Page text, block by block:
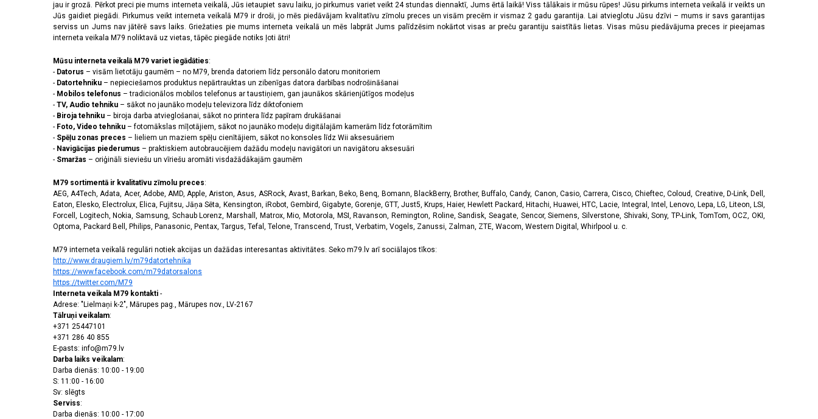
jau ir grozā. Pērkot preci pie mums interneta veikalā, Jūs ietaupiet savu laiku, jo pirkumus variet veikt 24 stundas diennaktī, Jums ērtā laikā! Viss tālākais ir mūsu rūpes! Jūsu pirkums interneta veikalā ir veikts un
Jūs gaidiet piegādi. Pirkumus veikt interneta veikalā M79 ir droši, jo mēs piedāvājam kvalitatīvu zīmolu preces un visām precēm ir vismaz 2 gadu garantija. Lai atvieglotu Jūsu dzīvi – mums ir savs garantijas
serviss un Jums nav jātērē savs laiks. Griežaties pie mums interneta veikalā un mēs labprāt Jums palīdzēsim nokārtot visas ar preču garantiju saistītās lietas. Visas mūsu piedāvājuma preces ir pieejamas
interneta veikala M79 noliktavā uz vietas, tāpēc piegāde notiks ļoti ātri!
Mūsu interneta veikalā M79 variet iegādāties:
- Datorus – visām lietotāju gaumēm – no M79, brenda datoriem līdz personālo datoru monitoriem
- Datortehniku – nepieciešamos produktus nepārtrauktas un zibenīgas datora darbības nodrošināšanai
- Mobilos telefonus – tradicionālos mobilos telefonus ar taustiņiem, gan jaunākos skārienjūtīgos modeļus
- TV, Audio tehniku – sākot no jaunāko modeļu televizora līdz diktofoniem
- Biroja tehniku – biroja darba atvieglošanai, sākot no printera līdz papīram drukāšanai
- Foto, Video tehniku – fotomākslas mīļotājiem, sākot no jaunāko modeļu digitālajām kamerām līdz fotorāmītim
- Spēļu zonas preces – lieliem un maziem spēļu cienītājiem, sākot no konsoles līdz Wii aksesuāriem
- Navigācijas piederumus – praktiskiem autobraucējiem dažādu modeļu navigātori un navigātoru aksesuāri
- Smaržas – oriģināli sieviešu un vīriešu aromāti visdažādākajām gaumēm
M79 sortimentā ir kvalitatīvu zīmolu preces:
AEG, A4Tech, Adata, Acer, Adobe, AMD, Apple, Ariston, Asus, ASRock, Avast, Barkan, Beko, Benq, Bomann, BlackBerry, Brother, Buffalo, Candy, Canon, Casio, Carrera, Cisco, Chieftec, Coloud, Creative, D-Link, Dell,
Eaton, Elesko, Electrolux, Elica, Fujitsu, Jāņa Sēta, Kensington, iRobot, Gembird, Gigabyte, Gorenje, GTT, Just5, Krups, Haier, Hewlett Packard, Hitachi, Huawei, HTC, Lacie, Integral, Intel, Lenovo, Lepa, LG, Liteon, LSI,
Forcell, Logitech, Nokia, Samsung, Schaub Lorenz, Marshall, Matrox, Mio, Motorola, MSI, Ravanson, Remington, Roline, Sandisk, Seagate, Sencor, Siemens, Silverstone, Shivaki, Sony, TP-Link, TomTom, OCZ, OKI,
Optoma, Packard Bell, Philips, Panasonic, Pentax, Targus, Tefal, Telone, Transcend, Trust, Verbatim, Vogels, Zanussi, Zalman, ZTE, Wacom, Western Digital, Whirlpool u. c.
M79 interneta veikalā regulāri notiek akcijas un dažādas interesantas aktivitātes. Seko m79.lv arī sociālajos tīkos:
http://www.draugiem.lv/m79datortehnika
https://www.facebook.com/m79datorsalons
https://twitter.com/M79
Interneta veikala M79 kontakti -
Adrese: "Lielmaņi k-2", Mārupes pag., Mārupes nov., LV-2167
Tālruņi veikalam:
+371 25447101
+371 286 40 855
E-pasts: info@m79.lv
Darba laiks veikalam:
Darba dienās: 10:00 - 19:00
S: 11:00 - 16:00
Sv: slēgts
Serviss:
Darba dienās: 10:00 - 17:00